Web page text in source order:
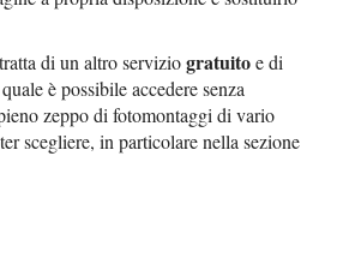
di un altro serviziogratuitoe di
è possibile accedere senza
zeppo di fotomontaggi di vario
scegliere, in particolare nella sezione